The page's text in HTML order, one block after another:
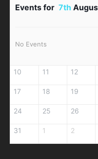
Events for 7th
No Events
10 11 12
17 18 19
24 25 26
31 1 2